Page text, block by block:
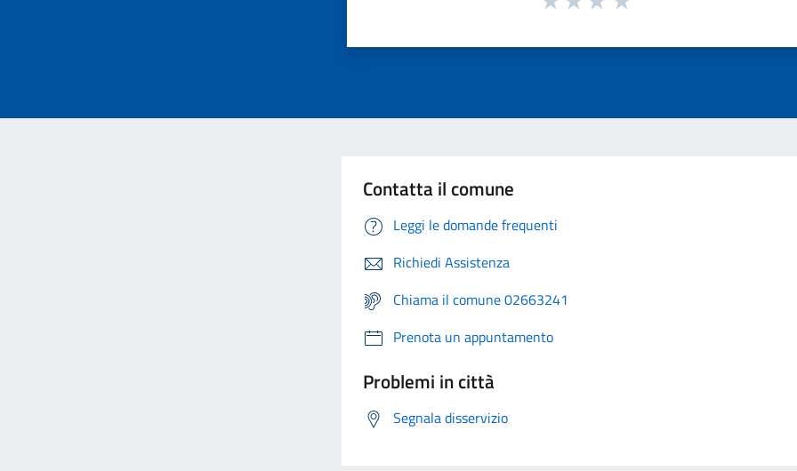
Contatta il comune
Leggi le domande frequenti
Richiedi Assistenza
Chiama il comune 02663241
Prenota un appuntamento
Problemi in città
Segnala disservizio